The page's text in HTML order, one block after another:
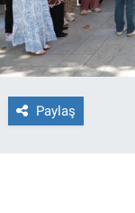
Paylaş